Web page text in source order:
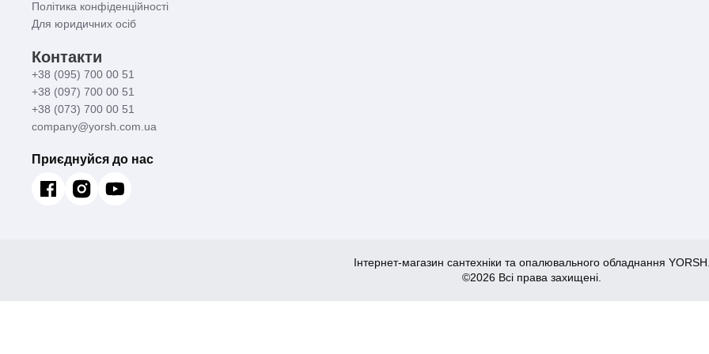
Політика конфіденційності
Для юридичних осіб
Контакти
+38 (095) 700 00 51
+38 (097) 700 00 51
+38 (073) 700 00 51
company@yorsh.com.ua
Приєднуйся до нас
Інтернет-магазин сантехніки та опалювального обладнання
©2026 Всі права захищені.